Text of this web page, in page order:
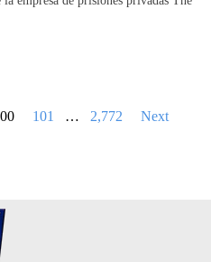
101 … 2,772 Next